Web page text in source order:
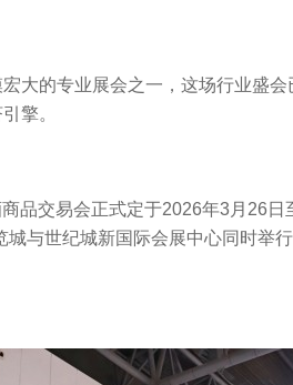
大的专业展会之一，这场行业盛
擎。
品交易会正式定于2026年3月26日
与世纪城新国际会展中心同时举行